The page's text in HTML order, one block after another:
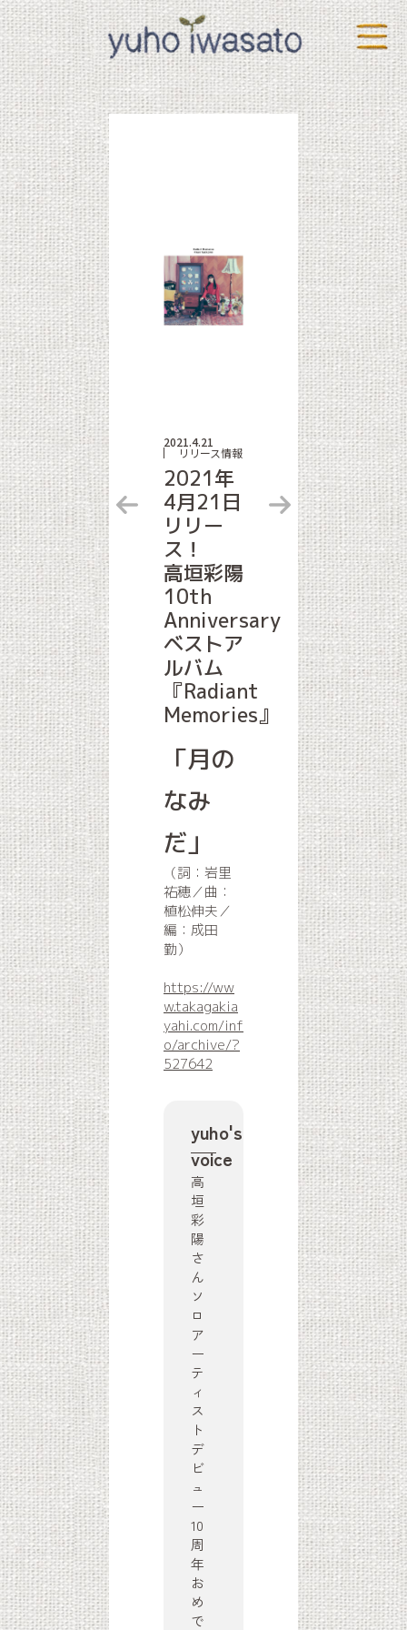
2021.4.21
リリース情報
2021年
4月21日
リリー
ス！
高垣彩陽
10th
Anniversary
ベストア
ルバム
『Radiant
Memories』
「月の
なみ
だ」
（詞：岩里
祐穂／曲：
植松伸夫／
編：成田
勤）
https://ww
w.takagakia
yahi.com/inf
o/archive/?
527642
yuho's
voice
高
垣
彩
陽
さ
ん
ソ
ロ
ア
ー
テ
ィ
ス
ト
デ
ビ
ュ
ー
10
周
年
お
め
で